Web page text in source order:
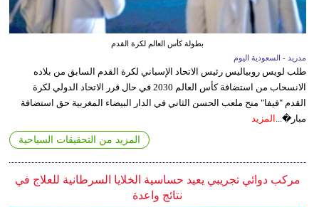
بطولة كأس العالم لكرة القدم
مدريد - السعودية اليوم
طلب لويس روبياليس رئيس الاتحاد الإسباني لكرة القدم السابق من بلاده
الانسحاب من استضافة كأس العالم 2030 في حال قرر الاتحاد الدولي لكرة
القدم "فيفا" منح ملعب الحسن الثاني في الدار البيضاء المغربية حق استضافة
مبار�... المزيد
المزيد من التحقيقات السياحية
مركب دوائي تجريبي يعيد حساسية الخلايا السرطانية للعلاج في
نتائج واعدة